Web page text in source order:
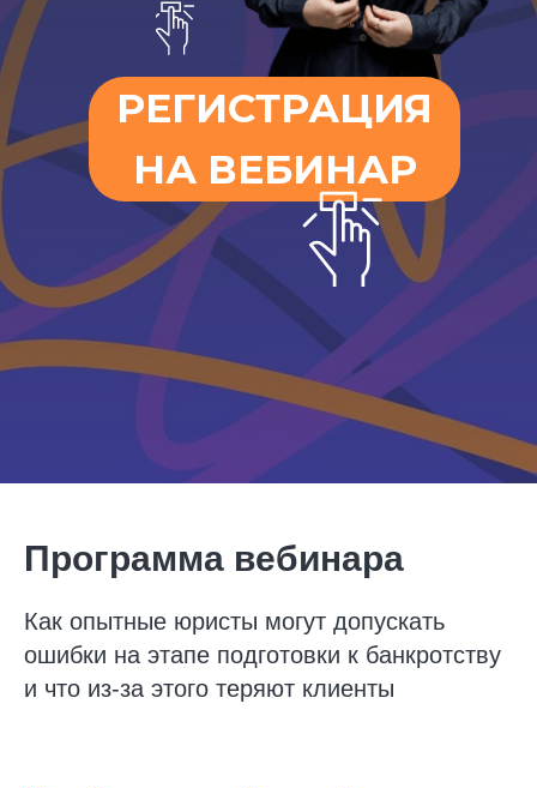
РЕГИСТРАЦИЯ
НА ВЕБИНАР
Программа вебинара
Как опытные юристы могут допускать
ошибки на этапе подготовки к банкротству
и что из-за этого теряют клиенты